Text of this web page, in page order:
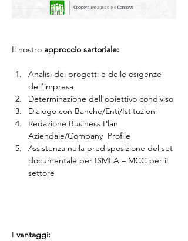
Il nostro approccio sartoriale:
Analisi dei progetti e delle esigenze
dell’impresa
Determinazione dell’obiettivo condiviso
Dialogo con Banche/Enti/Istituzioni
Redazione Business Plan
Aziendale/Company  Profile
Assistenza nella predisposizione del set
documentale per ISMEA – MCC per il
settore
I vantaggi: